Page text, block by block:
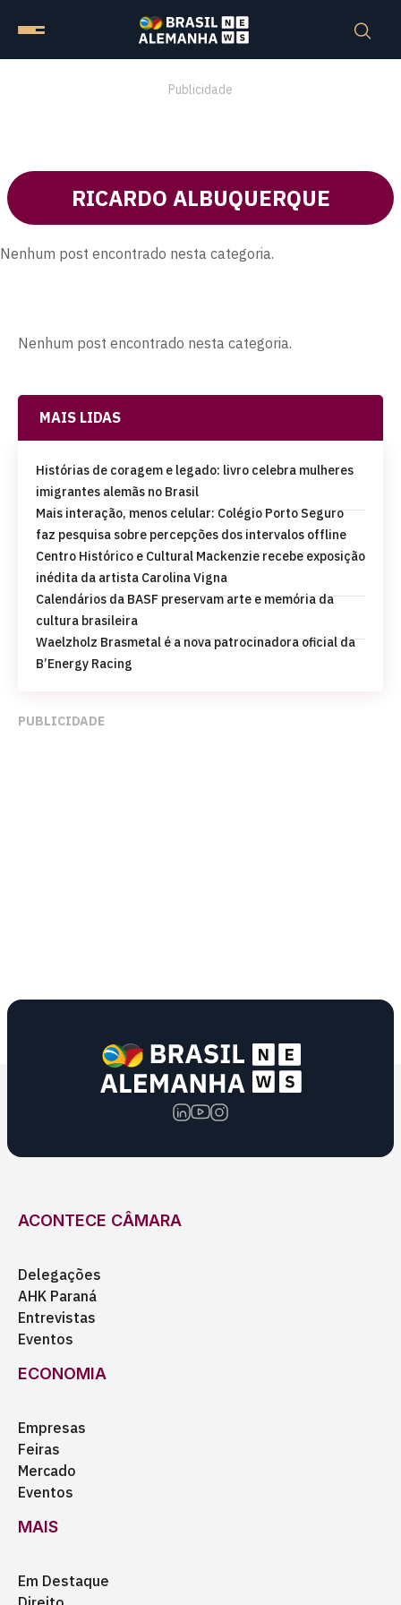
Publicidade
RICARDO ALBUQUERQUE
Nenhum post encontrado nesta categoria.
Nenhum post encontrado nesta categoria.
MAIS LIDAS
Histórias de coragem e legado: livro celebra mulheres
imigrantes alemãs no Brasil
Mais interação, menos celular: Colégio Porto Seguro
faz pesquisa sobre percepções dos intervalos offline
Centro Histórico e Cultural Mackenzie recebe exposição
inédita da artista Carolina Vigna
Calendários da BASF preservam arte e memória da
cultura brasileira
Waelzholz Brasmetal é a nova patrocinadora oficial da
B’Energy Racing
PUBLICIDADE
ACONTECE CÂMARA
Delegações
AHK Paraná
Entrevistas
Eventos
ECONOMIA
Empresas
Feiras
Mercado
Eventos
MAIS
Em Destaque